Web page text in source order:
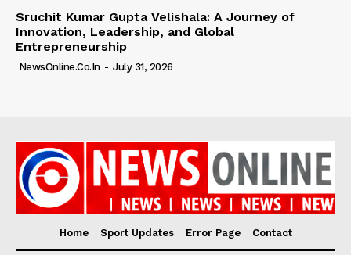
Sruchit Kumar Gupta Velishala: A Journey of
Innovation, Leadership, and Global
Entrepreneurship
NewsOnline.co.in - July 31, 2026
Home Sport Updates Error Page Contact